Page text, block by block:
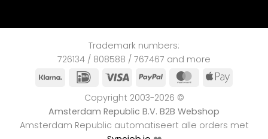
Trademark numbers:
726134 / 808588 / 767467 and more
Klarna
IDeal Visa PayPal MasterCard
Apple
Copyright 2003-2026 ©
Amsterdam Republic B.V. B2B Webshop
Amsterdam Republic automatiseert alle orders met